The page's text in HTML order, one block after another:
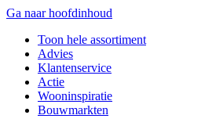
Ga naar hoofdinhoud
Toon hele assortiment
Advies
Klantenservice
Actie
Wooninspiratie
Bouwmarkten